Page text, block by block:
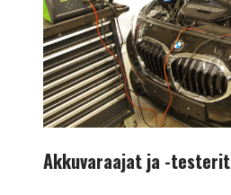
Akkuvaraajat ja -testerit